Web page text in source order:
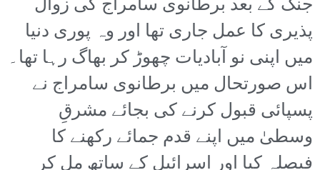
پذیری کا عمل جاری تھا اور وہ پوری دنیا
میں اپنی نو آبادیات چھوڑ کر بھاگ رہا تھا۔
اس صورتحال میں برطانوی سامراج نے
پسپائی قبول کرنے کی بجائے مشرقِ
وسطیٰ میں اپنے قدم جمائے رکھنے کا